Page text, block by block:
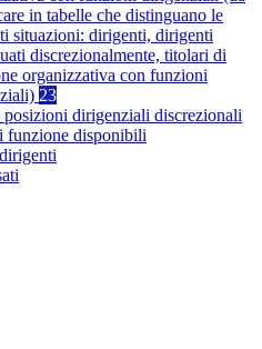
in tabelle che distinguano le
situazioni: dirigenti, dirigenti
discrezionalmente, titolari di
organizzativa con funzioni
23
posizioni dirigenziali discrezionali
funzione disponibili